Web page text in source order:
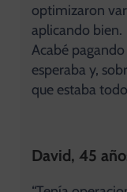
optimizaron
aplicando bien.
Acabé
esperaba y,
que estaba
David, 45